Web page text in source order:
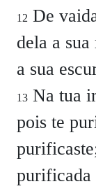
12 De
dela a
a sua
13 Na tua
pois te
purificada